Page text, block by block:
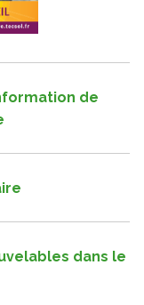
de
dans le